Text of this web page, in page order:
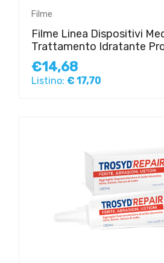
Filme
Filme Linea Dispositivi
Trattamento Idratante
€14,68
Listino: € 17,70